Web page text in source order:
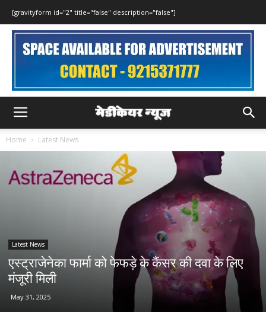
[gravityform id="2" title="false" description="false"]
Home Latest News
Latest News
एस्ट्राजेनेका फार्मा को फेफड़े के कैंसर की दवा के लिए
मंजूरी मिली
May 31, 2025